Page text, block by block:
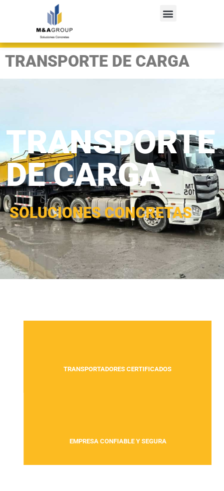
TRANSPORTE DE CARGA
TRANSPORTE
DE CARGA
SOLUCIONES CONCRETAS
TRANSPORTADORES CERTIFICADOS
EMPRESA CONFIABLE Y SEGURA